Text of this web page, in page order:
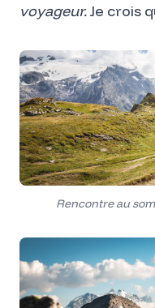
voyageur.Je crois
Rencontre au